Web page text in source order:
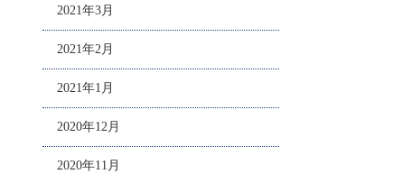
2021年3月
2021年2月
2021年1月
2020年12月
2020年11月